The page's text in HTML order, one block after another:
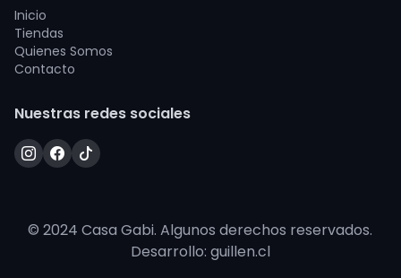
Inicio
Tiendas
Quienes Somos
Contacto
Nuestras redes sociales
© 2024 Casa Gabi. Algunos derechos reservados.
Desarrollo: guillen.cl